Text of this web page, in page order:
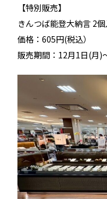
【特別販売】
きんつば能登大納言 2個
価格：605円(税込）
販売期間：12月1日(月)